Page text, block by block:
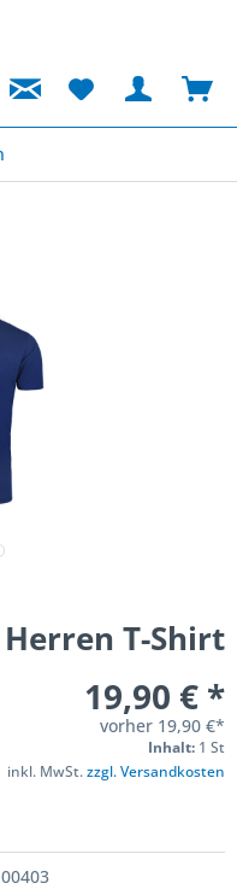
Herren T-Shirt
19,90 € *
vorher 19,90 €*
Inhalt: 1 St
inkl. MwSt.zzgl. Versandkosten